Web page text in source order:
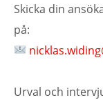
Skicka din
på:
Urval och